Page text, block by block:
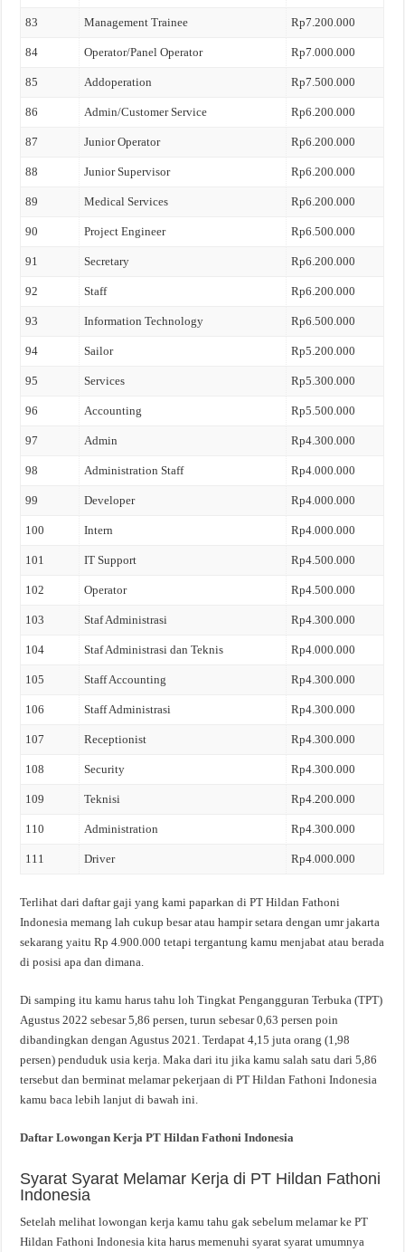
83 Management Trainee Rp7.200.000
84 Operator/Panel Operator Rp7.000.000
85 Addoperation Rp7.500.000
86 Admin/Customer Service Rp6.200.000
87 Junior Operator Rp6.200.000
88 Junior Supervisor Rp6.200.000
89 Medical Services Rp6.200.000
90 Project Engineer Rp6.500.000
91 Secretary Rp6.200.000
92 Staff Rp6.200.000
93 Information Technology Rp6.500.000
94 Sailor Rp5.200.000
95 Services Rp5.300.000
96 Accounting Rp5.500.000
97 Admin Rp4.300.000
98 Administration Staff Rp4.000.000
99 Developer Rp4.000.000
100 Intern Rp4.000.000
101 IT Support Rp4.500.000
102 Operator Rp4.500.000
103 Staf Administrasi Rp4.300.000
104 Staf Administrasi dan Teknis Rp4.000.000
105 Staff Accounting Rp4.300.000
106 Staff Administrasi Rp4.300.000
107 Receptionist Rp4.300.000
108 Security Rp4.300.000
109 Teknisi Rp4.200.000
110 Administration Rp4.300.000
111 Driver Rp4.000.000
Terlihat dari daftar gaji yang kami paparkan di PT Hildan Fathoni
Indonesia memang lah cukup besar atau hampir setara dengan umr jakarta
sekarang yaitu Rp 4.900.000 tetapi tergantung kamu menjabat atau berada
di posisi apa dan dimana.
Di samping itu kamu harus tahu loh Tingkat Pengangguran Terbuka (TPT)
Agustus 2022 sebesar 5,86 persen, turun sebesar 0,63 persen poin
dibandingkan dengan Agustus 2021. Terdapat 4,15 juta orang (1,98
persen) penduduk usia kerja. Maka dari itu jika kamu salah satu dari 5,86
tersebut dan berminat melamar pekerjaan di PT Hildan Fathoni Indonesia
kamu baca lebih lanjut di bawah ini.
Daftar Lowongan Kerja PT Hildan Fathoni Indonesia
Syarat Syarat Melamar Kerja di PT Hildan Fathoni
Indonesia
Setelah melihat lowongan kerja kamu tahu gak sebelum melamar ke PT
Hildan Fathoni Indonesia kita harus memenuhi syarat syarat umumnya